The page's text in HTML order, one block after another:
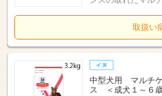
取扱い
中型犬用 マルチ
ス ＜成犬１～６